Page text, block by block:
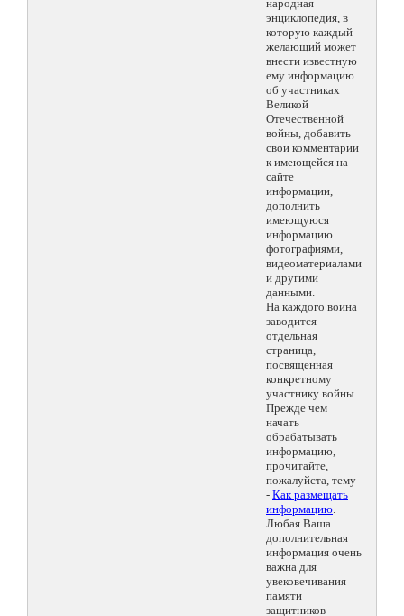
народная
энциклопедия, в
которую каждый
желающий может
внести известную
ему информацию
об участниках
Великой
Отечественной
войны, добавить
свои комментарии
к имеющейся на
сайте
информации,
дополнить
имеющуюся
информацию
фотографиями,
видеоматериалами
и другими
данными.
На каждого воина
заводится
отдельная
страница,
посвященная
конкретному
участнику войны.
Прежде чем
начать
обрабатывать
информацию,
прочитайте,
пожалуйста, тему
- Как размещать
информацию.
Любая Ваша
дополнительная
информация очень
важна для
увековечивания
памяти
защитников